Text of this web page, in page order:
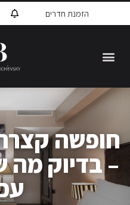
הזמנת חדרים
חופשה
– בדיוק